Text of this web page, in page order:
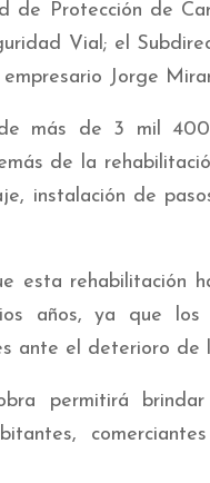
Protección de
Vial; el
Jorge
más de 3 mil
de la
instalación de
esta rehabilitación
años, ya que los
ante el deterioro de
permitirá